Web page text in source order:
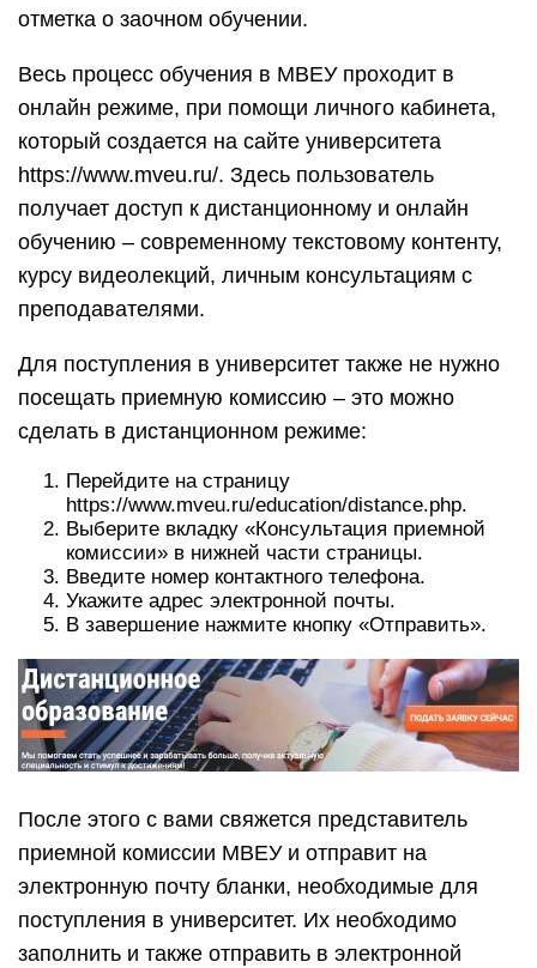
отметка о заочном обучении.
Весь процесс обучения в МВЕУ проходит в
онлайн режиме, при помощи личного кабинета,
который создается на сайте университета
https://www.mveu.ru/. Здесь пользователь
получает доступ к дистанционному и онлайн
обучению – современному текстовому контенту,
курсу видеолекций, личным консультациям с
преподавателями.
Для поступления в университет также не нужно
посещать приемную комиссию – это можно
сделать в дистанционном режиме:
Перейдите на страницу
https://www.mveu.ru/education/distance.php.
Выберите вкладку «Консультация приемной
комиссии» в нижней части страницы.
Введите номер контактного телефона.
Укажите адрес электронной почты.
В завершение нажмите кнопку «Отправить».
После этого с вами свяжется представитель
приемной комиссии МВЕУ и отправит на
электронную почту бланки, необходимые для
поступления в университет. Их необходимо
заполнить и также отправить в электронной